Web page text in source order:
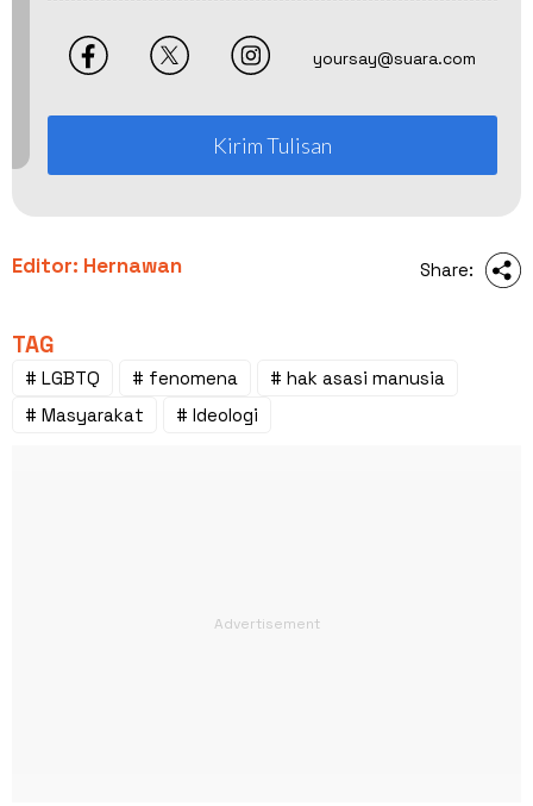
yoursay@suara.com
Kirim Tulisan
Editor: Hernawan Share:
TAG
# LGBTQ # fenomena
# hak asasi manusia
# Masyarakat
# Ideologi